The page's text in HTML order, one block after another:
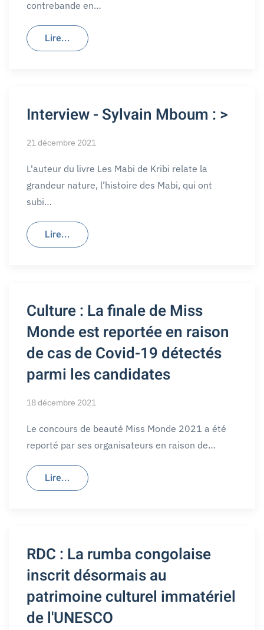
contrebande en…
Lire...
Interview - Sylvain Mboum : >
21 décembre 2021
L'auteur du livre Les Mabi de Kribi relate la
grandeur nature, l’histoire des Mabi, qui ont
subi…
Lire...
Culture : La finale de Miss
Monde est reportée en raison
de cas de Covid-19 détectés
parmi les candidates
18 décembre 2021
Le concours de beauté Miss Monde 2021 a été
reporté par ses organisateurs en raison de…
Lire...
RDC : La rumba congolaise
inscrit désormais au
patrimoine culturel immatériel
de l'UNESCO